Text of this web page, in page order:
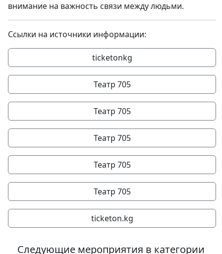
внимание на важность связи между людьми.
Ссылки на источники информации:
ticketonkg
Театр 705
Театр 705
Театр 705
Театр 705
Театр 705
ticketon.kg
Следующие мероприятия в категории